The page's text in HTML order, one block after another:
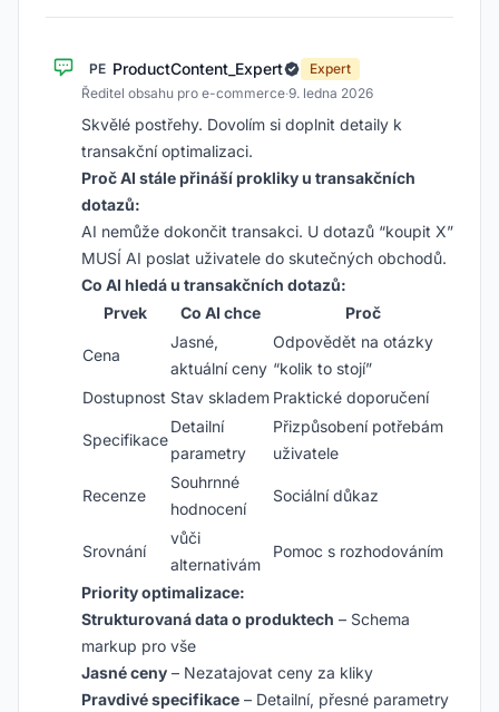
PE ProductContent_Expert
Expert
Ředitel obsahu pro e-commerce·9. ledna 2026
Skvělé postřehy. Dovolím si doplnit detaily k
transakční optimalizaci.
Proč AI stále přináší prokliky u transakčních
dotazů:
AI nemůže dokončit transakci. U dotazů “koupit X”
MUSÍ AI poslat uživatele do skutečných obchodů.
Co AI hledá u transakčních dotazů:
Prvek
Co AI chce Proč
Cena
Jasné,
aktuální ceny
Odpovědět na otázky
“kolik to stojí”
Dostupnost Stav skladem Praktické doporučení
Specifikace
Detailní
parametry
Přizpůsobení potřebám
uživatele
Recenze
Souhrnné
hodnocení
Sociální důkaz
Srovnání
vůči
alternativám
Pomoc s rozhodováním
Priority optimalizace:
Strukturovaná data o produktech – Schema
markup pro vše
Jasné ceny – Nezatajovat ceny za kliky
Pravdivé specifikace – Detailní, přesné parametry